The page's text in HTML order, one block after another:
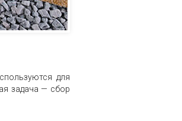
для
задача — сбор